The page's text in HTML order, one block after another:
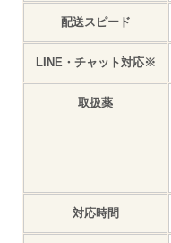
配送スピード
LINE・チャット対応※
取扱薬
対応時間